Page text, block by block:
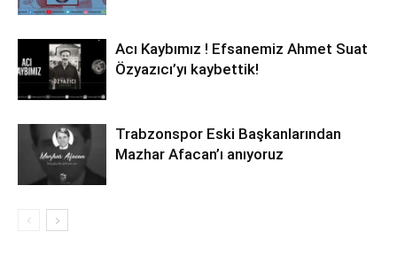
Acı Kaybımız ! Efsanemiz Ahmet Suat
Özyazıcı’yı kaybettik!
Trabzonspor Eski Başkanlarından
Mazhar Afacan’ı anıyoruz